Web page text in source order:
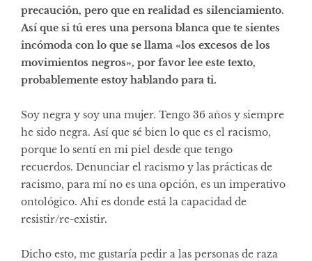
precaución, pero que en realidad es silenciamiento.
Así que si tú eres una persona blanca que te sientes
incómoda con lo que se llama «los excesos de los
movimientos negros», por favor lee este texto,
probablemente estoy hablando para ti.
Soy negra y soy una mujer. Tengo 36 años y siempre
he sido negra. Así que sé bien lo que es el racismo,
porque lo sentí en mi piel desde que tengo
recuerdos. Denunciar el racismo y las prácticas de
racismo, para mí no es una opción, es un imperativo
ontológico. Ahí es donde está la capacidad de
resistir/re-existir.
Dicho esto, me gustaría pedir a las personas de raza